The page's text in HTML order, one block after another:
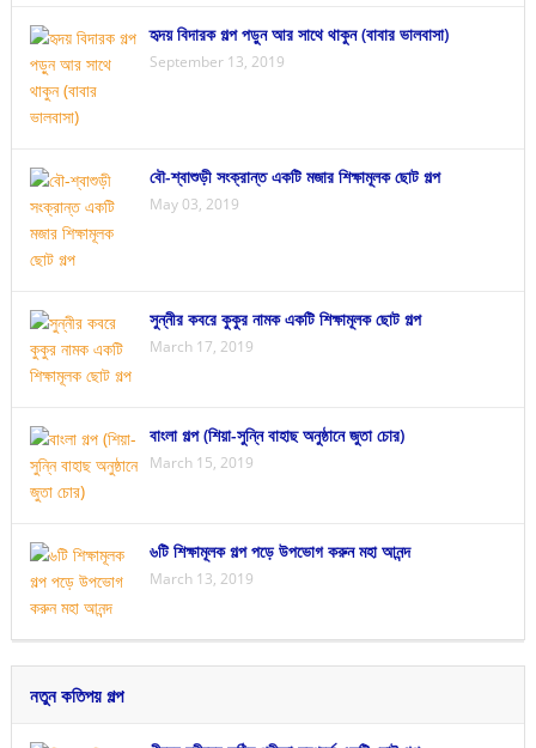
হৃদয় বিদারক গল্প পড়ুন আর সাথে থাকুন (বাবার ভালবাসা)
September 13, 2019
বৌ-শ্বাশুড়ী সংক্রান্ত একটি মজার শিক্ষামূলক ছোট গল্প
May 03, 2019
সুন্নীর কবরে কুকুর নামক একটি শিক্ষামূলক ছোট গল্প
March 17, 2019
বাংলা গল্প (শিয়া-সুন্নি বাহাছ অনুষ্ঠানে জুতা চোর)
March 15, 2019
৬টি শিক্ষামূলক গল্প পড়ে উপভোগ করুন মহা আনন্দ
March 13, 2019
নতুন কতিপয় গল্প